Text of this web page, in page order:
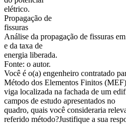
elétrico.
Propagação de
fissuras
Análise da propagação de fissuras
e da taxa de
energia liberada.
Fonte: o autor.
Você é o(a) engenheiro contratado
Método dos Elementos Finitos
viga localizada na fachada de um
campos de estudo apresentados no
quadro, quais você consideraria
referido método?Justifique a sua